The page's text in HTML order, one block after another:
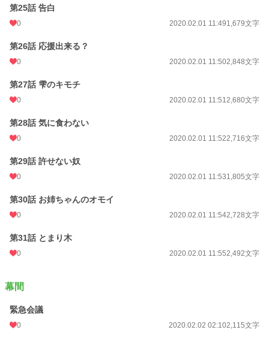
第25話 告白
0 2020.02.01 11:491,679文字
第26話 応援出来る？
0 2020.02.01 11:502,848文字
第27話 雫のキモチ
0 2020.02.01 11:512,680文字
第28話 気に食わない
0 2020.02.01 11:522,716文字
第29話 許せない奴
0 2020.02.01 11:531,805文字
第30話 お姉ちゃんのオモイ
0 2020.02.01 11:542,728文字
第31話 とまり木
0 2020.02.01 11:552,492文字
幕間
緊急会議
0 2020.02.02 02:102,115文字